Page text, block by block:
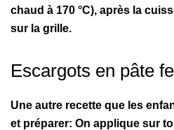
chaud à 170 °C), après la
sur la grille.
Escargots en pâte
Une autre recette que les
et préparer: On applique sur